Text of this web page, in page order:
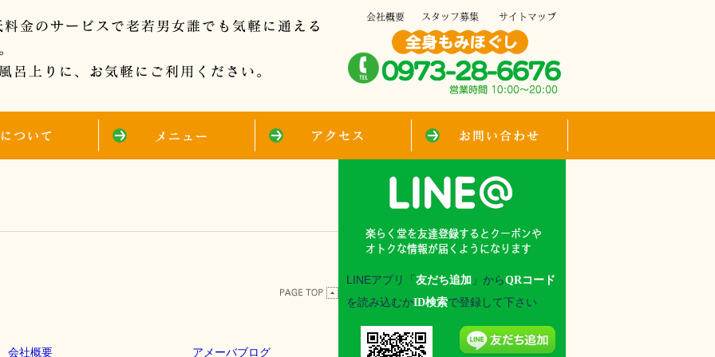
会社概要 アメーバブログ
LINEアプリ「 友だち追加 」からQRコード
を読み込むかID検索で登録して下さい